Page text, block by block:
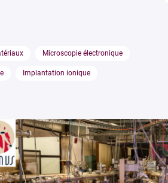
Microscopie électronique
Implantation ionique